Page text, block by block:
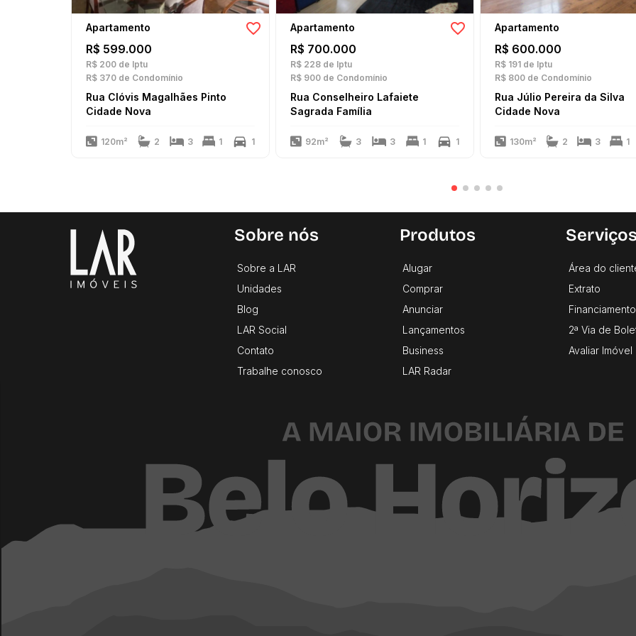
Apartamento
R$ 599.000
R$ 200 de Iptu
R$ 370 de Condomínio
Rua Clóvis Magalhães Pinto
Cidade Nova
120m² 2 3 1 1
Apartamento
R$ 700.000
R$ 228 de Iptu
R$ 900 de Condomínio
Rua Conselheiro Lafaiete
Sagrada Família
92m² 3 3 1 1
Apartamento
R$ 600.000
R$ 191 de Iptu
R$ 800 de Condomínio
Rua Júlio Pereira da Silva
Cidade Nova
130m² 2 3 1
Sobre nós
Sobre a LAR
Unidades
Blog
LAR Social
Contato
Trabalhe conosco
Produtos
Alugar
Comprar
Anunciar
Lançamentos
Business
LAR Radar
Serviços
Área do
Extrato
Financiamento
2ª Via de
Avaliar Imóvel